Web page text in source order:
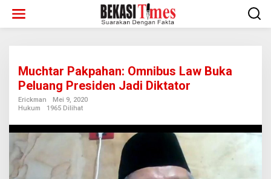
konten
Muchtar Pakpahan: Omnibus Law Buka
Peluang Presiden Jadi Diktator
Erickman
Mei 9, 2020
Hukum
1965 Dilihat